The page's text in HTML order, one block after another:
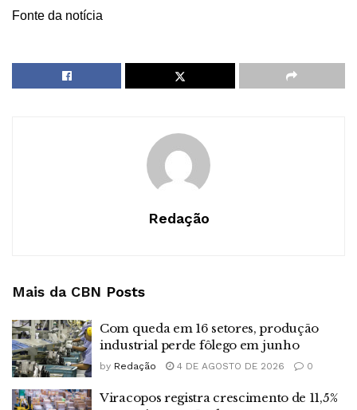
Fonte da notícia
Redação
Mais da CBN Posts
Com queda em 16 setores, produção
industrial perde fôlego em junho
by Redação 4 DE AGOSTO DE 2026 0
Viracopos registra crescimento de 11,5%